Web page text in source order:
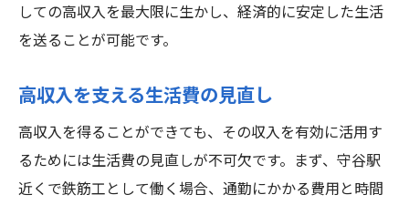
しての高収入を最大限に生かし、経済的に安定した生活
を送ることが可能です。
高収入を支える生活費の見直し
高収入を得ることができても、その収入を有効に活用す
るためには生活費の見直しが不可欠です。まず、守谷駅
近くで鉄筋工として働く場合、通勤にかかる費用と時間